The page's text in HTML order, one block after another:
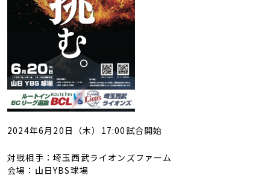
2024年6月20日（木）17:00試合開始
対戦相手：埼玉西武ライオンズファーム
会場：山日YBS球場